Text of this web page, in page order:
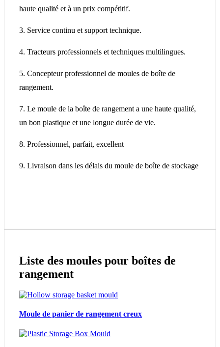
haute qualité et à un prix compétitif.
3. Service continu et support technique.
4. Tracteurs professionnels et techniques multilingues.
5. Concepteur professionnel de moules de boîte de
rangement.
7. Le moule de la boîte de rangement a une haute qualité,
un bon plastique et une longue durée de vie.
8. Professionnel, parfait, excellent
9. Livraison dans les délais du moule de boîte de stockage
Liste des moules pour boîtes de
rangement
Moule de panier de rangement creux